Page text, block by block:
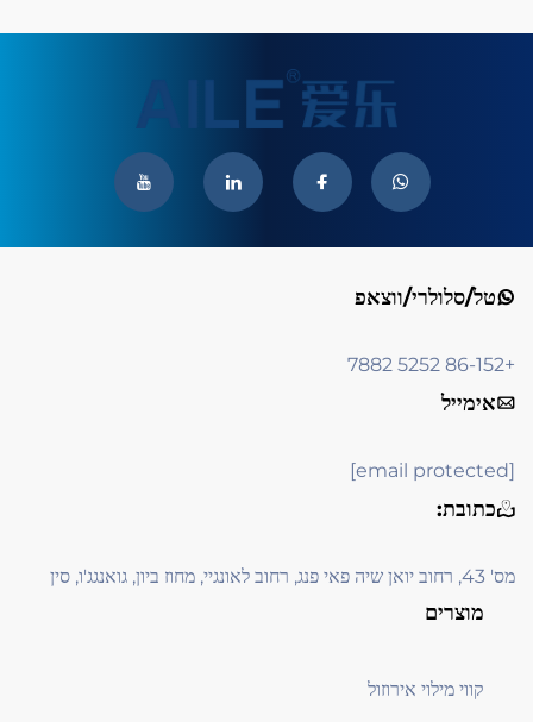
טל/סלולרי/ווצאפ
+86-152 5252 7882
אימייל
[email protected]
כתובת:
מס' 43, רחוב יואן שיה פאי פנג, רחוב לאונגיי, מחוז ביון, גואנגג'ו, סין
מוצרים
קווי מילוי אירוזול